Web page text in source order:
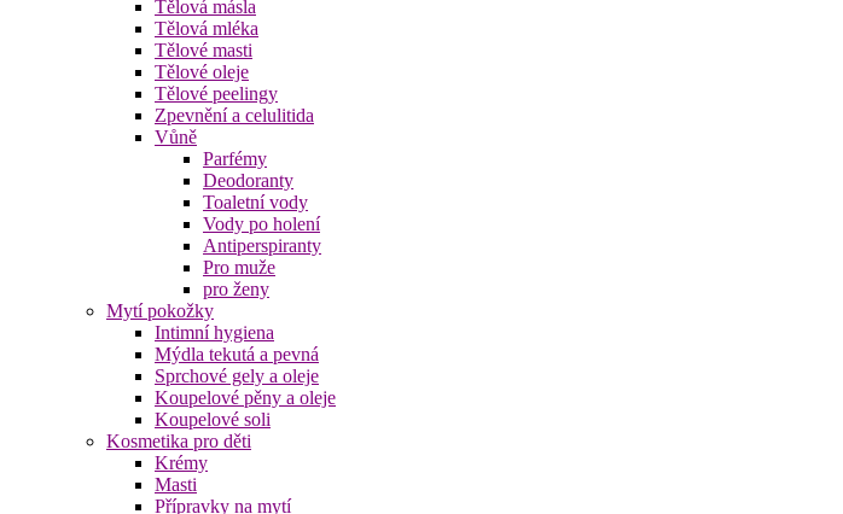
Tělová másla
Tělová mléka
Tělové masti
Tělové oleje
Tělové peelingy
Zpevnění a celulitida
Vůně
Parfémy
Deodoranty
Toaletní vody
Vody po holení
Antiperspiranty
Pro muže
pro ženy
Mytí pokožky
Intimní hygiena
Mýdla tekutá a pevná
Sprchové gely a oleje
Koupelové pěny a oleje
Koupelové soli
Kosmetika pro děti
Krémy
Masti
Přípravky na mytí